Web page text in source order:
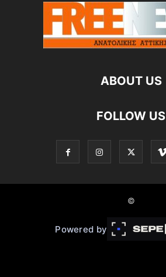
ABOUT US
FOLLOW US
©
Powered by